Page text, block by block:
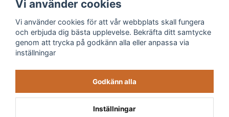
info@campingshop.nu
Mitt konto
Kontakt
Blogg
Följ oss
Vi använder cookies
Vi använder cookies för att vår webbplats skall fungera
och erbjuda dig bästa upplevelse. Bekräfta ditt samtycke
genom att trycka på godkänn alla eller anpassa via
inställningar
Godkänn alla
Inställningar